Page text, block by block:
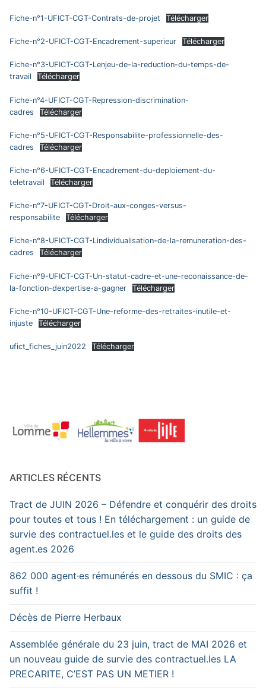
Fiche-n°1-UFICT-CGT-Contrats-de-projet Télécharger
Fiche-n°2-UFICT-CGT-Encadrement-superieur Télécharger
Fiche-n°3-UFICT-CGT-Lenjeu-de-la-reduction-du-temps-de-
travail
Télécharger
Fiche-n°4-UFICT-CGT-Repression-discrimination-
cadres
Télécharger
Fiche-n°5-UFICT-CGT-Responsabilite-professionnelle-des-
cadres
Télécharger
Fiche-n°6-UFICT-CGT-Encadrement-du-deploiement-du-
teletravail
Télécharger
Fiche-n°7-UFICT-CGT-Droit-aux-conges-versus-
responsabilite
Télécharger
Fiche-n°8-UFICT-CGT-Lindividualisation-de-la-remuneration-des-
cadres
Télécharger
Fiche-n°9-UFICT-CGT-Un-statut-cadre-et-une-reconaissance-de-
la-fonction-dexpertise-a-gagner
Télécharger
Fiche-n°10-UFICT-CGT-Une-reforme-des-retraites-inutile-et-
injuste
Télécharger
ufict_fiches_juin2022 Télécharger
ARTICLES RÉCENTS
Tract de JUIN 2026 – Défendre et conquérir des droits
pour toutes et tous ! En téléchargement : un guide de
survie des contractuel.les et le guide des droits des
agent.es 2026
862 000 agent·es rémunérés en dessous du SMIC : ça
suffit !
Décès de Pierre Herbaux
Assemblée générale du 23 juin, tract de MAI 2026 et
un nouveau guide de survie des contractuel.les LA
PRECARITE, C’EST PAS UN METIER !